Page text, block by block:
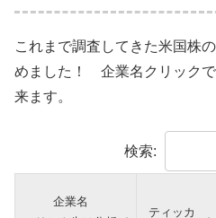
これまで調査してきた米国株
めました！ 企業名クリック
来ます。
検索:
企業名
ティッカ